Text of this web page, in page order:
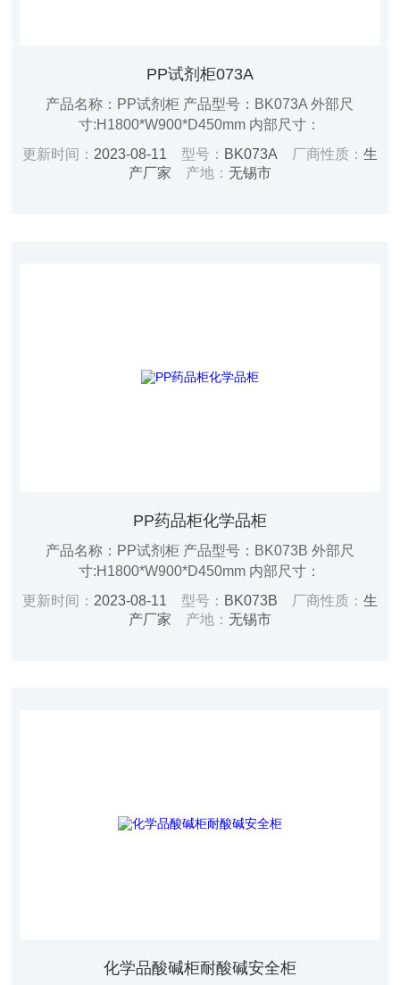
PP试剂柜073A
产品名称：PP试剂柜 产品型号：BK073A 外部尺
寸:H1800*W900*D450mm 内部尺寸：
H1725*W884*D434mm 重量：53kg 层板：三板可调 门
型：双门 锁具：双锁 材质：8mm/15mmPP材质 颜色：
更新时间： 2023-08-11 型号： BK073A 厂商性质： 生
产厂家 产地： 无锡市
PP药品柜化学品柜
产品名称：PP试剂柜 产品型号：BK073B 外部尺
寸:H1800*W900*D450mm 内部尺寸：
H1700*W884*D434mm 重量：55kg 层板：二板可调 门
型：双门 锁具：双锁 材质：8mm/15mmPP材质 颜色：
更新时间： 2023-08-11 型号： BK073B 厂商性质： 生
产厂家 产地： 无锡市
化学品酸碱柜耐酸碱安全柜